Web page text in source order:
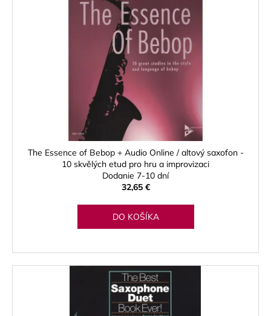
The Essence of Bebop + Audio Online / altový saxofon -
10 skvělých etud pro hru a improvizaci
Dodanie 7-10 dní
32,65 €
DO KOŠÍKA